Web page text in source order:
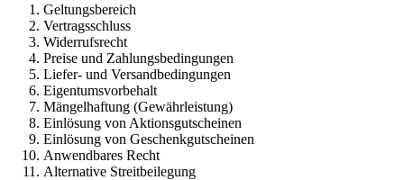
Geltungsbereich
Vertragsschluss
Widerrufsrecht
Preise und Zahlungsbedingungen
Liefer- und Versandbedingungen
Eigentumsvorbehalt
Mängelhaftung (Gewährleistung)
Einlösung von Aktionsgutscheinen
Einlösung von Geschenkgutscheinen
Anwendbares Recht
Alternative Streitbeilegung